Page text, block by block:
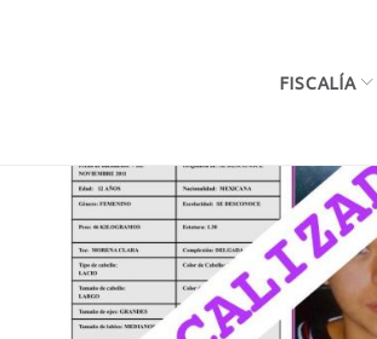
FISCALÍA